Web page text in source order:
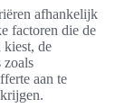
afhankelijk
factoren die de
kiest, de
zoals
aan te